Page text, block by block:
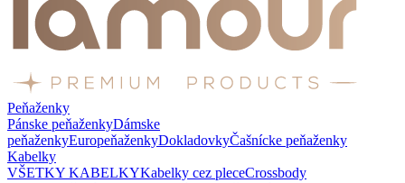
Peňaženky
Pánske peňaženkyDámske
peňaženkyEuropeňaženkyDokladovkyČašnícke peňaženky
Kabelky
VŠETKY KABELKYKabelky cez pleceCrossbody